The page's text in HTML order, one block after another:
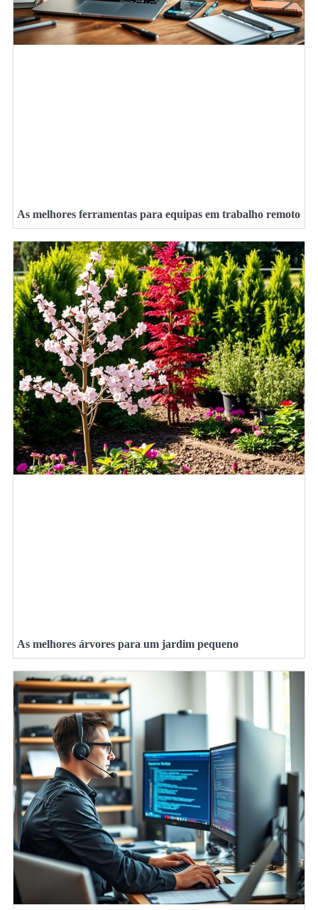
As melhores ferramentas para equipas em trabalho remoto
As melhores árvores para um jardim pequeno